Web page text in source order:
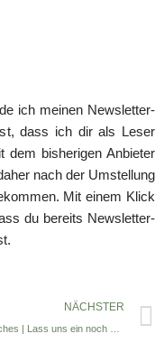
ich meinen Newsletter-
dass ich dir als Leser
dem bisherigen Anbieter
nach der Umstellung
Mit einem Klick
du bereits Newsletter-
NÄCHSTER